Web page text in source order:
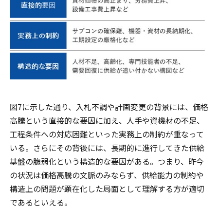
図7に示した通り、入札不調や計画変更の背景には、価格
高騰という直接的な要因に加え、人手や資機材の不足、
工程条件への対応困難といった実務上の制約が重なって
いる。さらにその背後には、長期的に進行してきた供給
基盤の脆弱化という構造的な要因がある。つまり、昨今
の状況は価格高騰の文脈のみならず、供給能力の制約や
構造上の問題が顕在化した局面として理解する方が適切
であるといえる。